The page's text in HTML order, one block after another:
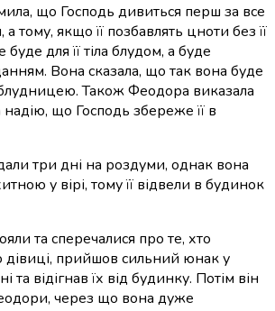
що Господь дивиться перш за все
тому, якщо її позбавлять цноти без її
буде для її тіла блудом, а буде
Вона сказала, що так вона буде
Також Феодора виказала
надію, що Господь збереже її в
три дні на роздуми, однак вона
у вірі, тому її відвели в будинок
та сперечалися про те, хто
прийшов сильний юнак у
та відігнав їх від будинку. Потім він
через що вона дуже